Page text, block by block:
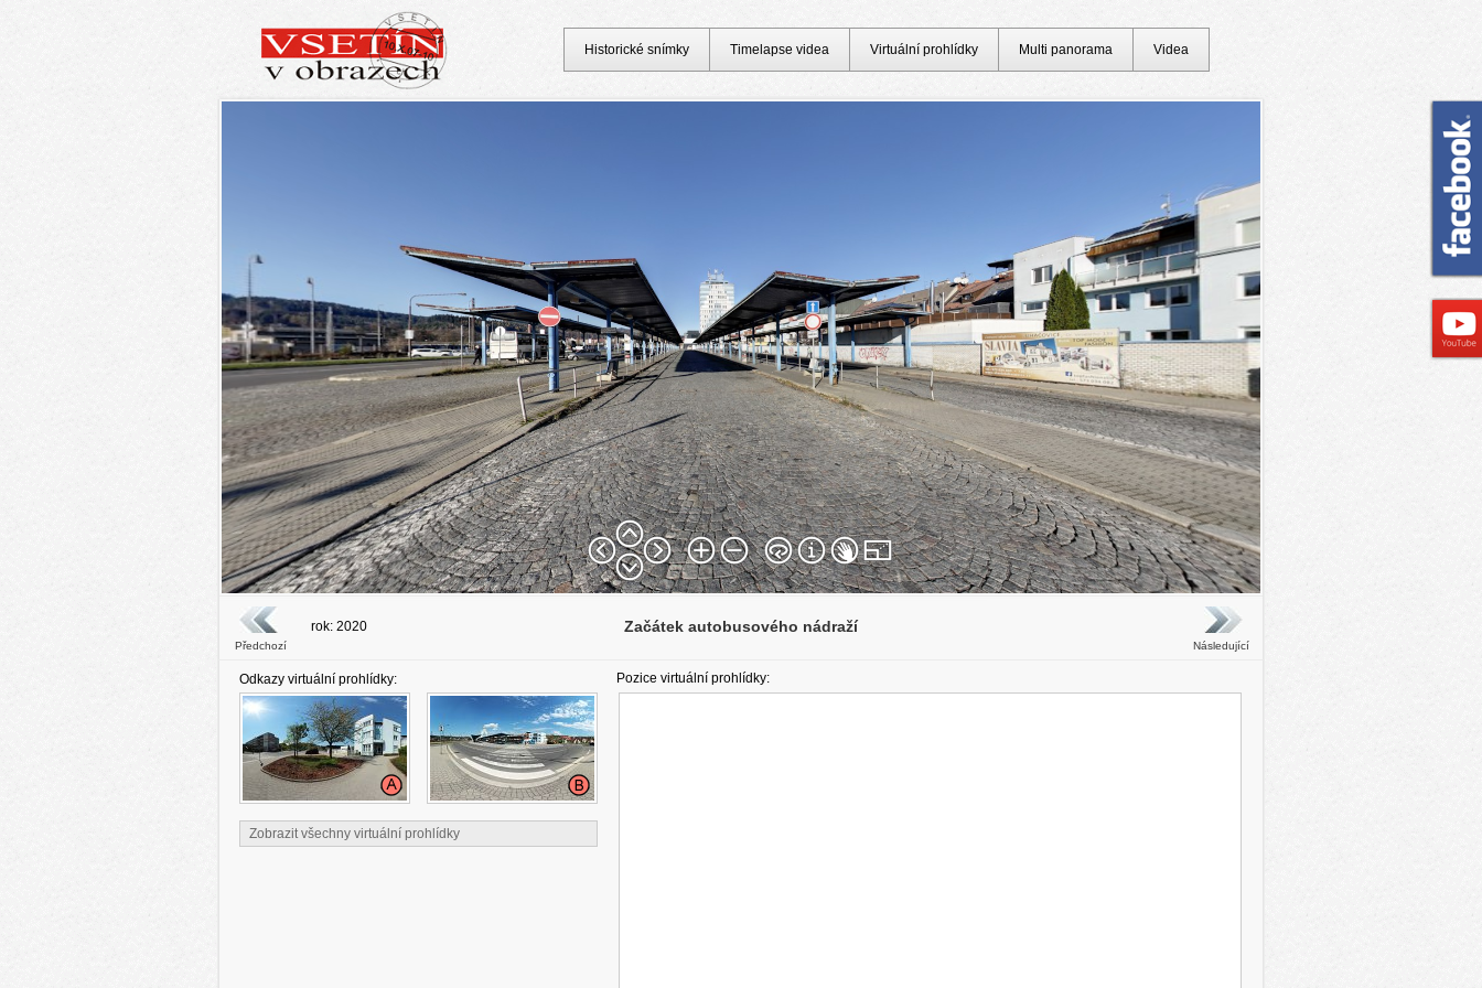
Předchozí
rok: 2020 Začátek autobusového nádraží
Následující
Odkazy virtuální prohlídky: Pozice virtuální prohlídky:
Zobrazit všechny virtuální prohlídky
Historické snímky Timelapse videa Virtuální prohlídky Multi panorama Videa